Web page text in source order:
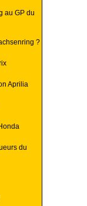
au GP du
?
Aprilia
du